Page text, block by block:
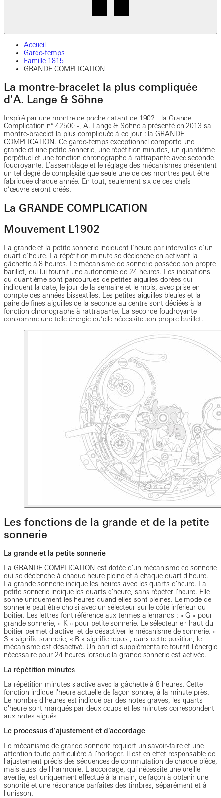
Accueil
Garde-temps
Famille 1815
GRANDE COMPLICATION
La montre-bracelet la plus compliquée
d'A. Lange & Söhne
Inspiré par une montre de poche datant de 1902 - la Grande
Complication n° 42500 -, A. Lange & Söhne a présenté en 2013 sa
montre-bracelet la plus compliquée à ce jour : la GRANDE
COMPLICATION. Ce garde-temps exceptionnel comporte une
grande et une petite sonnerie, une répétition minutes, un quantième
perpétuel et une fonction chronographe à rattrapante avec seconde
foudroyante. L’assemblage et le réglage des mécanismes présentent
un tel degré de complexité que seule une de ces montres peut être
fabriquée chaque année. En tout, seulement six de ces chefs-
d’œuvre seront créés.
La GRANDE COMPLICATION
Mouvement L1902
La grande et la petite sonnerie indiquent l’heure par intervalles d’un
quart d’heure. La répétition minute se déclenche en activant la
gâchette à 8 heures. Le mécanisme de sonnerie possède son propre
barillet, qui lui fournit une autonomie de 24 heures. Les indications
du quantième sont parcourues de petites aiguilles dorées qui
indiquent la date, le jour de la semaine et le mois, avec prise en
compte des années bissextiles. Les petites aiguilles bleuies et la
paire de fines aiguilles de la seconde au centre sont dédiées à la
fonction chronographe à rattrapante. La seconde foudroyante
consomme une telle énergie qu’elle nécessite son propre barillet.
Les fonctions de la grande et de la petite
sonnerie
La grande et la petite sonnerie
La GRANDE COMPLICATION est dotée d'un mécanisme de sonnerie
qui se déclenche à chaque heure pleine et à chaque quart d'heure.
La grande sonnerie indique les heures avec les quarts d'heure. La
petite sonnerie indique les quarts d'heure, sans répéter l'heure. Elle
sonne uniquement les heures quand elles sont pleines. Le mode de
sonnerie peut être choisi avec un sélecteur sur le côté inférieur du
boîtier. Les lettres font référence aux termes allemands : « G » pour
grande sonnerie, « K » pour petite sonnerie. Le sélecteur en haut du
boîtier permet d'activer et de désactiver le mécanisme de sonnerie. «
S » signifie sonnerie, « R » signifie repos ; dans cette position, le
mécanisme est désactivé. Un barillet supplémentaire fournit l'énergie
nécessaire pour 24 heures lorsque la grande sonnerie est activée.
La répétition minutes
La répétition minutes s'active avec la gâchette à 8 heures. Cette
fonction indique l'heure actuelle de façon sonore, à la minute près.
Le nombre d'heures est indiqué par des notes graves, les quarts
d'heure sont marqués par deux coups et les minutes correspondent
aux notes aiguës.
Le processus d'ajustement et d'accordage
Le mécanisme de grande sonnerie requiert un savoir-faire et une
attention toute particulière à l'horloger. Il est en effet responsable de
l'ajustement précis des séquences de commutation de chaque pièce,
mais aussi de l'harmonie. L'accordage, qui nécessite une oreille
avertie, est uniquement effectué à la main, de façon à obtenir une
sonorité et une résonance parfaites des timbres, séparément et à
l'unisson.